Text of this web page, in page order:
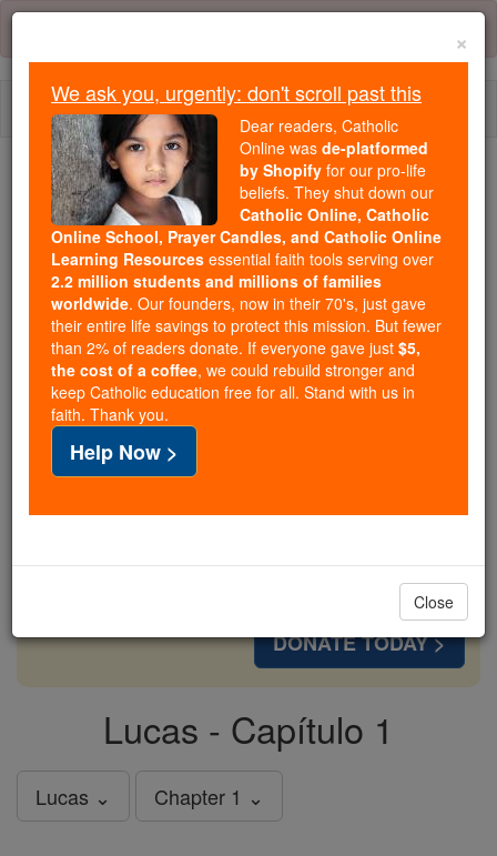
Skip
content
Because of You, 2.2 Million
Students Are Being Formed in the
Faith
Because of generous supporters like you,
Catholic Online School has already delivered
free, faithful Catholic education to over 2.2
million students across 193 countries. In an age
of noise and algorithms, you are helping form
souls with truth, prayer, Scripture, and Christ.
If everyone who reads this gave just $5 — the
free for all. Be Courageous. Be Catholic. Stand
DONATE TODAY >
Lucas - Capítulo 1
Lucas ⌄ Chapter 1 ⌄
×
We ask you, urgently: don't scroll past this
Dear readers, Catholic
Online was de-platformed
by Shopify for our pro-life
beliefs. They shut down our
Catholic Online, Catholic
Online School, Prayer Candles, and Catholic Online
Learning Resources essential faith tools serving over
2.2 million students and millions of families
worldwide. Our founders, now in their 70's, just gave
their entire life savings to protect this mission. But fewer
than 2% of readers donate. If everyone gave just $5,
the cost of a coffee, we could rebuild stronger and
keep Catholic education free for all. Stand with us in
faith. Thank you.
Help Now >
Close